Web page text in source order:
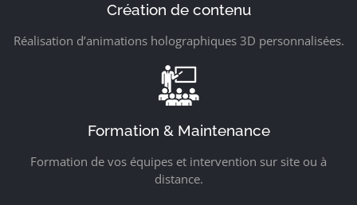
Création de contenu
Réalisation d’animations holographiques 3D personnalisées.
Formation & Maintenance
Formation de vos équipes et intervention sur site ou à
distance.